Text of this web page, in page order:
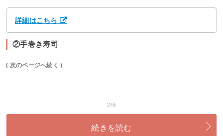
詳細はこちら
②手巻き寿司
( 次のページへ続く )
2/6
続きを読む